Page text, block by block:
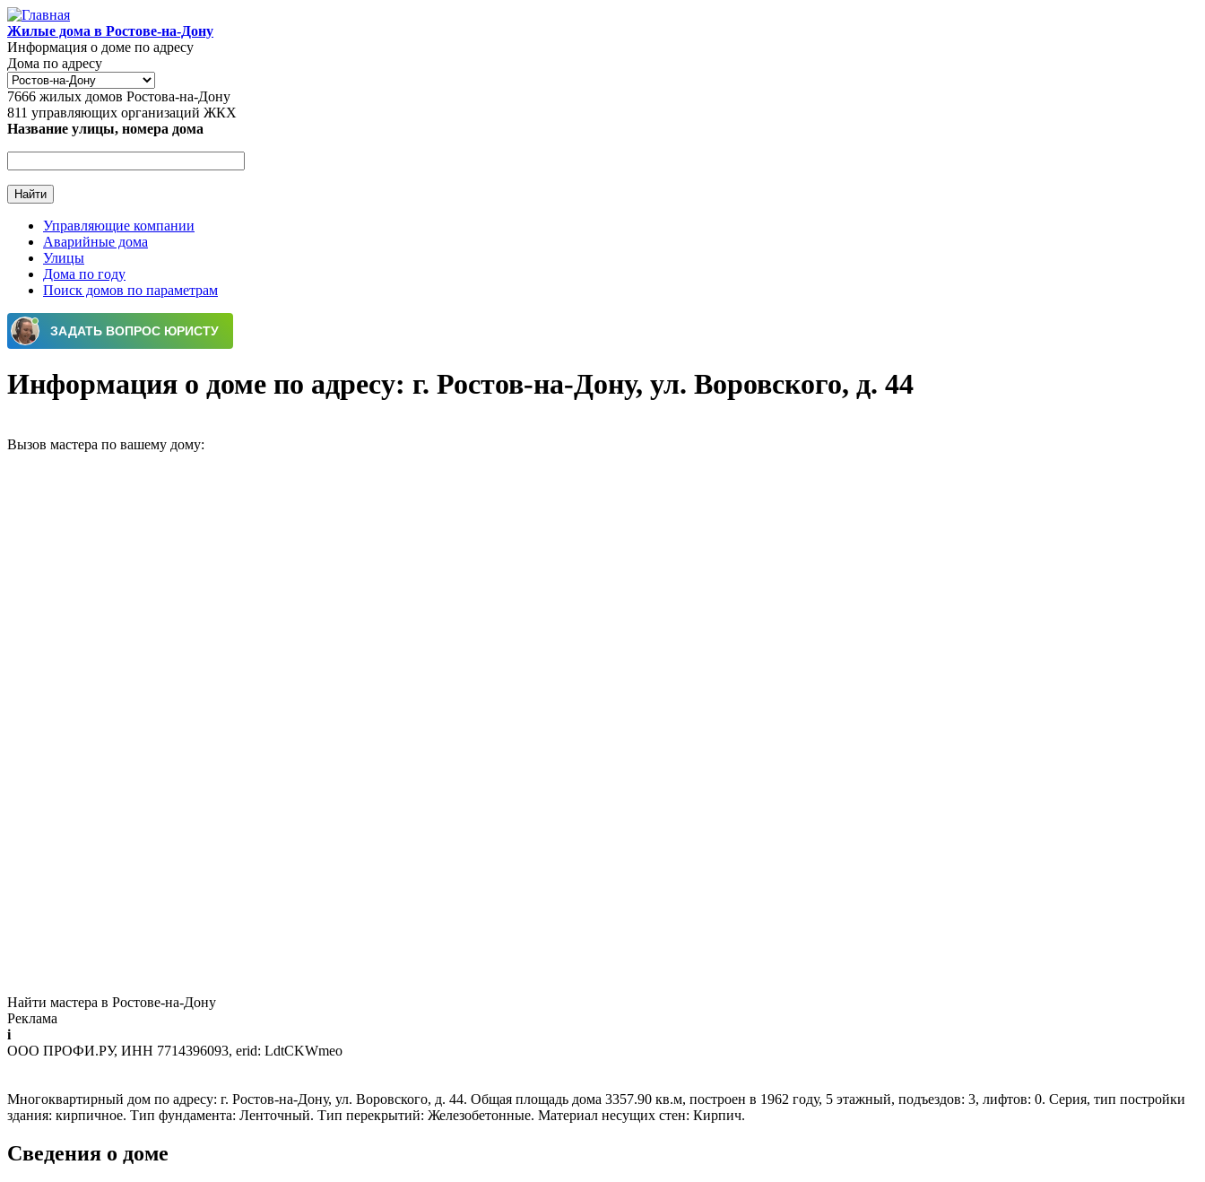
Перейти к основному содержанию
Жилые дома в Ростове-на-Дону
Информация о доме по адресу
Дома по адресу
7666 жилых домов Ростова-на-Дону
811 управляющих организаций ЖКХ
Название улицы, номера дома
Главное меню
Управляющие компании
Аварийные дома
Улицы
Дома по году
Поиск домов по параметрам
Информация о доме по адресу: г. Ростов-на-Дону, ул. Воровского, д. 44
Вызов мастера по вашему дому:
Найти мастера в Ростове-на-Дону
Реклама
i
ООО ПРОФИ.РУ, ИНН 7714396093, erid: LdtCKWmeo
Многоквартирный дом по адресу: г. Ростов-на-Дону, ул. Воровского, д. 44. Общая площадь дома 3357.90 кв.м, построен в 1962 году, 5 этажный, подъездов: 3, лифтов: 0. Серия, тип постройки
здания: кирпичное. Тип фундамента: Ленточный. Тип перекрытий: Железобетонные. Материал несущих стен: Кирпич.
Сведения о доме